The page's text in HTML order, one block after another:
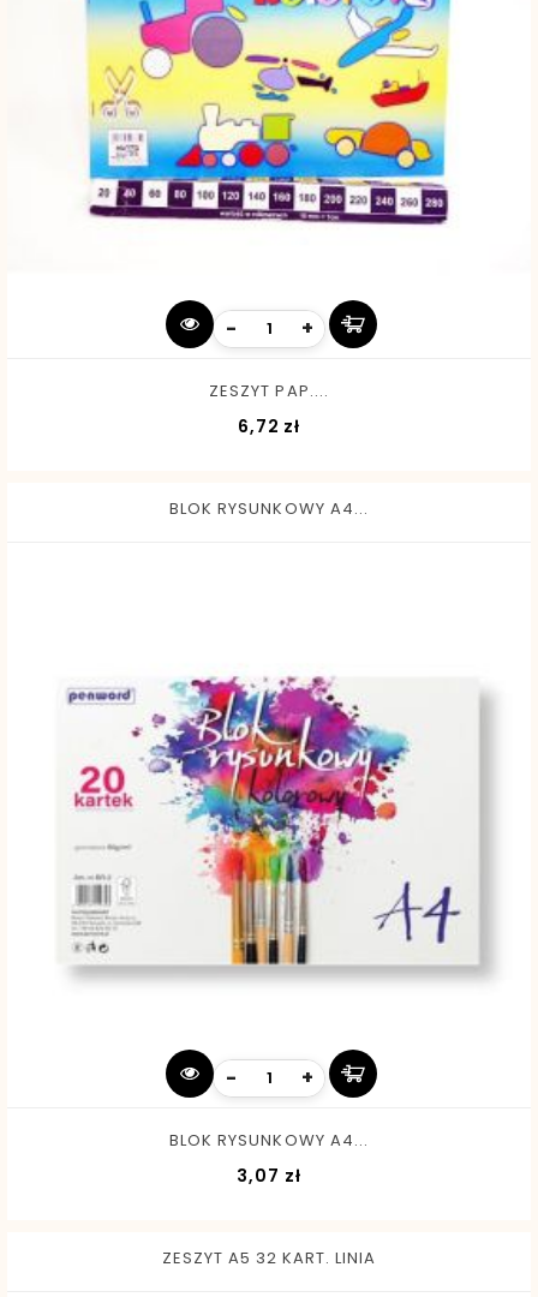
- +
ZESZYT PAP....
6,72 zł
BLOK RYSUNKOWY A4...
- +
BLOK RYSUNKOWY A4...
3,07 złCena
ZESZYT A5 32 KART. LINIA